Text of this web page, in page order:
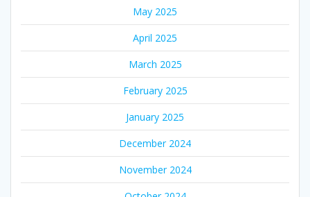
May 2025
April 2025
March 2025
February 2025
January 2025
December 2024
November 2024